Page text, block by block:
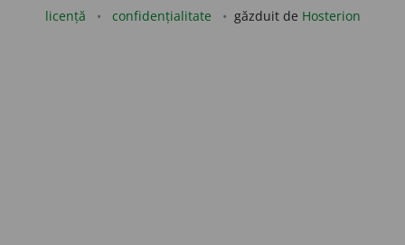
licență confidențialitate găzduit de Hosterion